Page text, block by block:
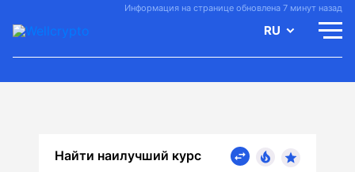
Информация на странице обновлена 7 минут назад
RU
Найти наилучший курс